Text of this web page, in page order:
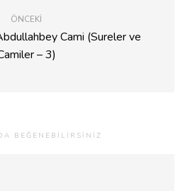
ÖNCEKI
Cami (Sureler ve
– 3)
BEĞENEBILIRSINIZ